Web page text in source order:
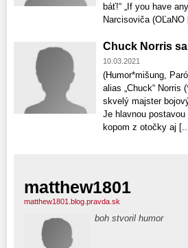
báť!“ „If you have
Narcisoviča (OĽaNO
Chuck Norris
10.03.2021
(Humor*mišung,
alias „Chuck“
skvelý majster
Je hlavnou
kopom z otočky aj
matthew1801
matthew1801.blog.pravda.sk
boh stvoril humor